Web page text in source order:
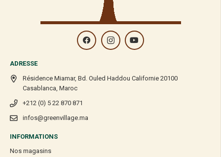
ADRESSE
Résidence Miamar, Bd. Ouled Haddou Californie 20100
Casablanca, Maroc
+212 (0) 5 22 870 871
infos@greenvillage.ma
INFORMATIONS
Nos magasins